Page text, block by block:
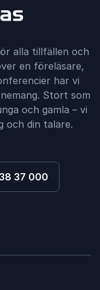
alla tillfällen och
en föreläsare,
har vi
Stort som
och gamla – vi
och din talare.
37 000